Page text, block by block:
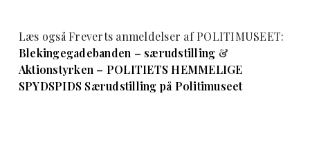
Læs også Freverts anmeldelser af POLITIMUSEET:
Blekingegadebanden – særudstilling &
Aktionstyrken – POLITIETS HEMMELIGE
SPYDSPIDS Særudstilling på Politimuseet